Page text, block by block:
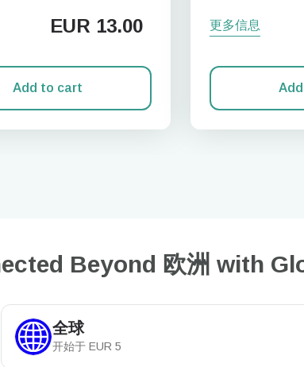
EUR 13.00
Add to cart
更多信息
Beyond 欧洲 with
全球
开始于 EUR 5